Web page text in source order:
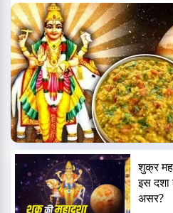
शुक्र
इस दशा
असर?